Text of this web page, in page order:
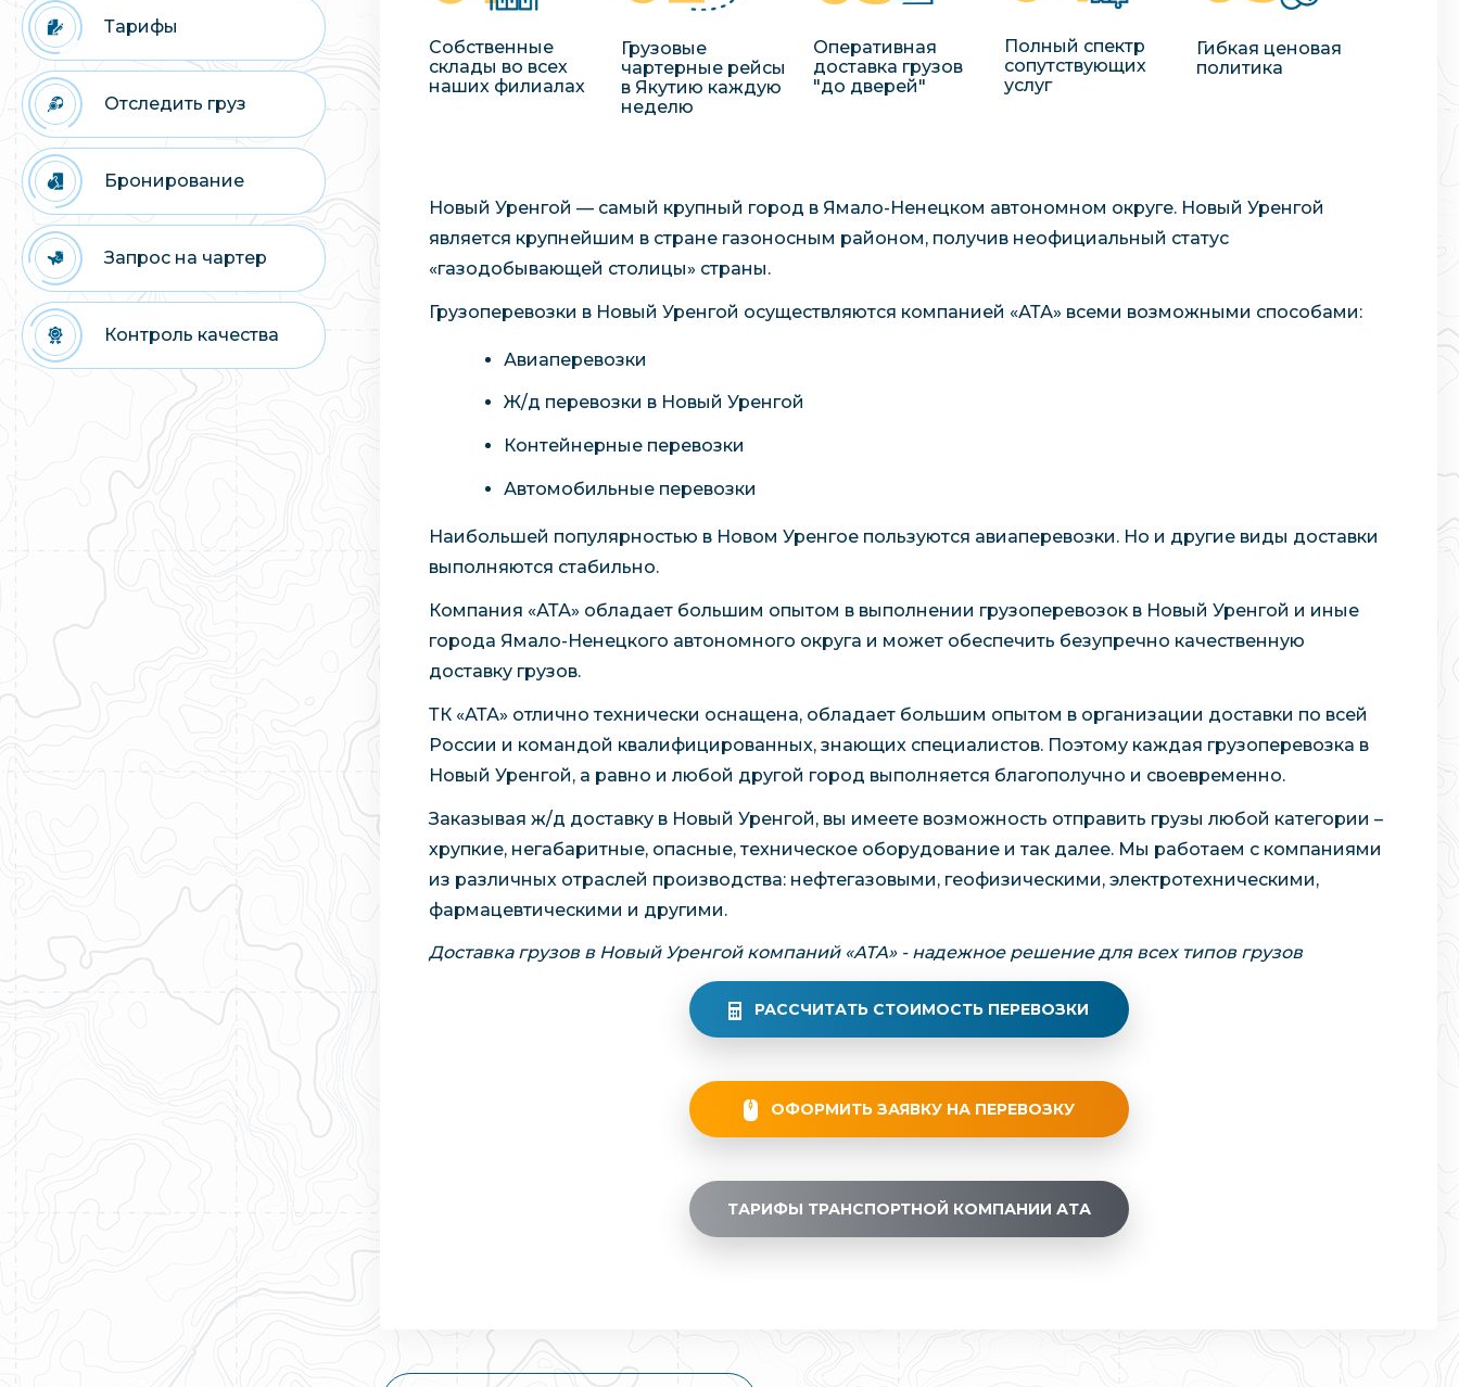
Тарифы
Отследить груз
Бронирование
Запрос на чартер
Контроль качества
Собственные
склады во всех
наших филиалах
Грузовые
чартерные рейсы
в Якутию каждую
неделю
Оперативная
доставка грузов
"до дверей"
Полный спектр
сопутствующих
услуг
Гибкая ценовая
политика
Новый Уренгой — самый крупный город в Ямало-Ненецком автономном округе. Новый Уренгой
является крупнейшим в стране газоносным районом, получив неофициальный статус
«газодобывающей столицы» страны.
Грузоперевозки в Новый Уренгой осуществляются компанией «АТА» всеми возможными способами:
Авиаперевозки
Ж/д перевозки в Новый Уренгой
Контейнерные перевозки
Автомобильные перевозки
Наибольшей популярностью в Новом Уренгое пользуются авиаперевозки. Но и другие виды доставки
выполняются стабильно.
Компания «АТА» обладает большим опытом в выполнении грузоперевозок в Новый Уренгой и иные
города Ямало-Ненецкого автономного округа и может обеспечить безупречно качественную
доставку грузов.
ТК «АТА» отлично технически оснащена, обладает большим опытом в организации доставки по всей
России и командой квалифицированных, знающих специалистов. Поэтому каждая грузоперевозка в
Новый Уренгой, а равно и любой другой город выполняется благополучно и своевременно.
Заказывая ж/д доставку в Новый Уренгой, вы имеете возможность отправить грузы любой категории –
хрупкие, негабаритные, опасные, техническое оборудование и так далее. Мы работаем с компаниями
из различных отраслей производства: нефтегазовыми, геофизическими, электротехническими,
фармацевтическими и другими.
Доставка грузов в Новый Уренгой компаний «АТА» - надежное решение для всех типов грузов
РАССЧИТАТЬ СТОИМОСТЬ ПЕРЕВОЗКИ
ОФОРМИТЬ ЗАЯВКУ НА ПЕРЕВОЗКУ
ТАРИФЫ ТРАНСПОРТНОЙ КОМПАНИИ АТА